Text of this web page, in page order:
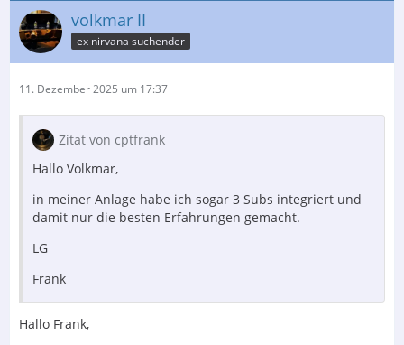
volkmar II
ex nirvana suchender
11. Dezember 2025 um 17:37
Zitat von cptfrank
Hallo Volkmar,
in meiner Anlage habe ich sogar 3 Subs integriert und
damit nur die besten Erfahrungen gemacht.
LG
Frank
Hallo Frank,